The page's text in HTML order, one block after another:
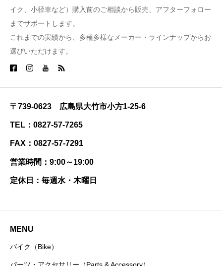
イク、小径車など）購入前のご相談から販売、アフターフォロー
までサポートします。
これまでの実績から、多種多様なメーカー・ラインナップからお
選びいただけます。
〒739-0623 広島県大竹市小方1-25-6
TEL：0827-57-7265
FAX：0827-57-7291
営業時間：9:00～19:00
定休日：毎週水・木曜日
MENU
バイク（Bike）